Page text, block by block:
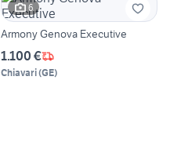
6
Armony Genova Executive
1.100 €
Chiavari(GE)